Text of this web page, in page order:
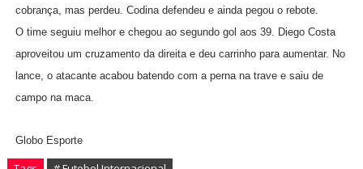
cobrança, mas perdeu. Codina defendeu e ainda pegou o rebote.
O time seguiu melhor e chegou ao segundo gol aos 39. Diego Costa
aproveitou um cruzamento da direita e deu carrinho para aumentar. No
lance, o atacante acabou batendo com a perna na trave e saiu de
campo na maca.
Globo Esporte